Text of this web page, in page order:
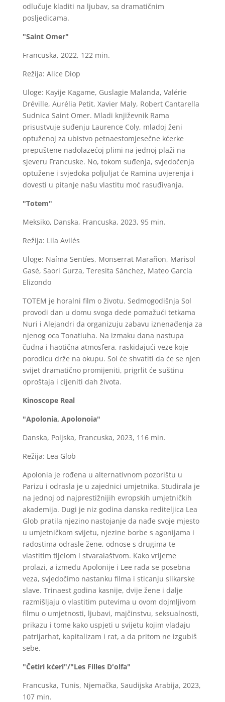
odlučuje kladiti na ljubav, sa dramatičnim
posljedicama.
"Saint Omer"
Francuska, 2022, 122 min.
Režija: Alice Diop
Uloge: Kayije Kagame, Guslagie Malanda, Valérie
Dréville, Aurélia Petit, Xavier Maly, Robert Cantarella
Sudnica Saint Omer. Mladi književnik Rama
prisustvuje suđenju Laurence Coly, mladoj ženi
optuženoj za ubistvo petnaestomjesečne kćerke
prepuštene nadolazećoj plimi na jednoj plaži na
sjeveru Francuske. No, tokom suđenja, svjedočenja
optužene i svjedoka poljuljat će Ramina uvjerenja i
dovesti u pitanje našu vlastitu moć rasuđivanja.
"Totem"
Meksiko, Danska, Francuska, 2023, 95 min.
Režija: Lila Avilés
Uloge: Naíma Sentíes, Monserrat Marañon, Marisol
Gasé, Saori Gurza, Teresita Sánchez, Mateo García
Elizondo
TOTEM je horalni film o životu. Sedmogodišnja Sol
provodi dan u domu svoga dede pomažući tetkama
Nuri i Alejandri da organizuju zabavu iznenađenja za
njenog oca Tonatiuha. Na izmaku dana nastupa
čudna i haotična atmosfera, raskidajući veze koje
porodicu drže na okupu. Sol će shvatiti da će se njen
svijet dramatično promijeniti, prigrlit će suštinu
oproštaja i cijeniti dah života.
Kinoscope Real
"Apolonia, Apolonoia"
Danska, Poljska, Francuska, 2023, 116 min.
Režija: Lea Glob
Apolonia je rođena u alternativnom pozorištu u
Parizu i odrasla je u zajednici umjetnika. Studirala je
na jednoj od najprestižnijih evropskih umjetničkih
akademija. Dugi je niz godina danska rediteljica Lea
Glob pratila njezino nastojanje da nađe svoje mjesto
u umjetničkom svijetu, njezine borbe s agonijama i
radostima odrasle žene, odnose s drugima te
vlastitim tijelom i stvaralaštvom. Kako vrijeme
prolazi, a između Apolonije i Lee rađa se posebna
veza, svjedočimo nastanku filma i sticanju slikarske
slave. Trinaest godina kasnije, dvije žene i dalje
razmišljaju o vlastitim putevima u ovom dojmljivom
filmu o umjetnosti, ljubavi, majčinstvu, seksualnosti,
prikazu i tome kako uspjeti u svijetu kojim vladaju
patrijarhat, kapitalizam i rat, a da pritom ne izgubiš
sebe.
"Četiri kćeri"/"Les Filles D'olfa"
Francuska, Tunis, Njemačka, Saudijska Arabija, 2023,
107 min.